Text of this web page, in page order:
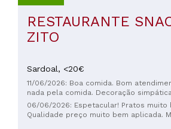
RESTAURANTE
ZITO
Sardoal, <20€
11/06/2026: Boa comida. Bom
nada pela comida. Decoração
bastante. Vinho com o nome da casa
06/06/2026: Espetacular! Pratos muito
Qualidade preço muito bem aplicada.